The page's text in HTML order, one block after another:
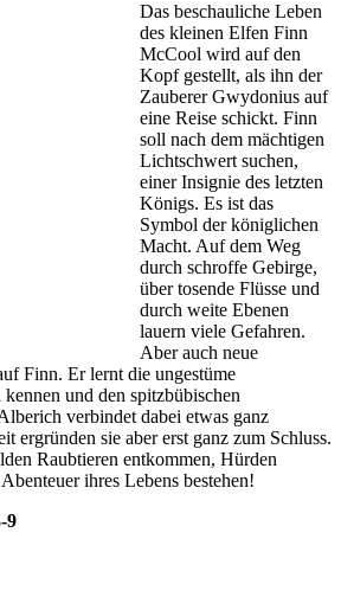
Das beschauliche Leben
des kleinen Elfen Finn
McCool wird auf den
Kopf gestellt, als ihn der
Zauberer Gwydonius auf
eine Reise schickt. Finn
soll nach dem mächtigen
Lichtschwert suchen,
einer Insignie des letzten
Königs. Es ist das
Symbol der königlichen
Macht. Auf dem Weg
durch schroffe Gebirge,
über tosende Flüsse und
durch weite Ebenen
lauern viele Gefahren.
Aber auch neue
Finn. Er lernt die ungestüme
und den spitzbübischen
verbindet dabei etwas ganz
ergründen sie aber erst ganz zum Schluss.
Raubtieren entkommen, Hürden
ihres Lebens bestehen!
9